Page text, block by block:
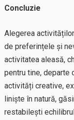
Concluzie
Alegerea
de preferințele și
activitatea aleasă,
pentru tine, departe
activități creative,
liniște în natură,
restabilești